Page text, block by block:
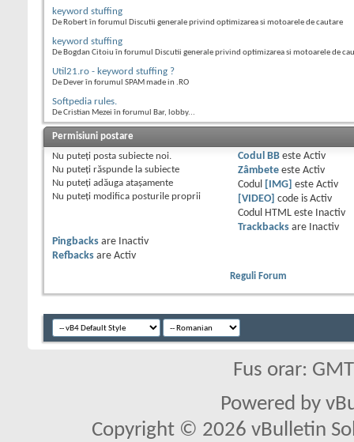
keyword stuffing
De Robert în forumul Discutii generale privind optimizarea si motoarele de cautare
keyword stuffing
De Bogdan Citoiu în forumul Discutii generale privind optimizarea si motoarele de
Util21.ro - keyword stuffing ?
De Dever în forumul SPAM made in .RO
Softpedia rules.
De Cristian Mezei în forumul Bar, lobby...
Permisiuni postare
Nu puteţi posta subiecte noi.
Nu puteţi răspunde la subiecte
Nu puteţi adăuga ataşamente
Nu puteţi modifica posturile proprii
Codul BBeste Activ
Zâmbeteeste Activ
Codul
[IMG] este Activ
[VIDEO] code is Activ
Codul HTML este
Inactiv
Trackbacksare
Inactiv
Pingbacks are
Inactiv
Refbacks are Activ
Reguli Forum
Fus orar:
Powered by
Copyright © 2026 vBulletin